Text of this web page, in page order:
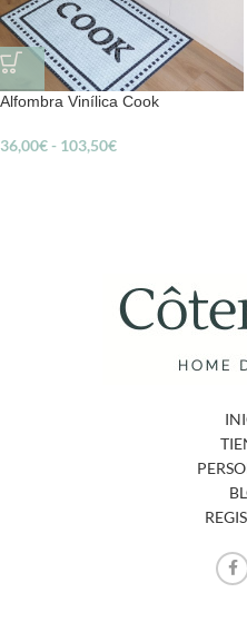
Alfombra Vinílica Cook
36,00€- 103,50€